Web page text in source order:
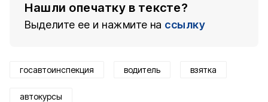
Нашли опечатку в тексте?
Выделите ее и нажмите на ссылку
госавтоинспекция водитель взятка
автокурсы